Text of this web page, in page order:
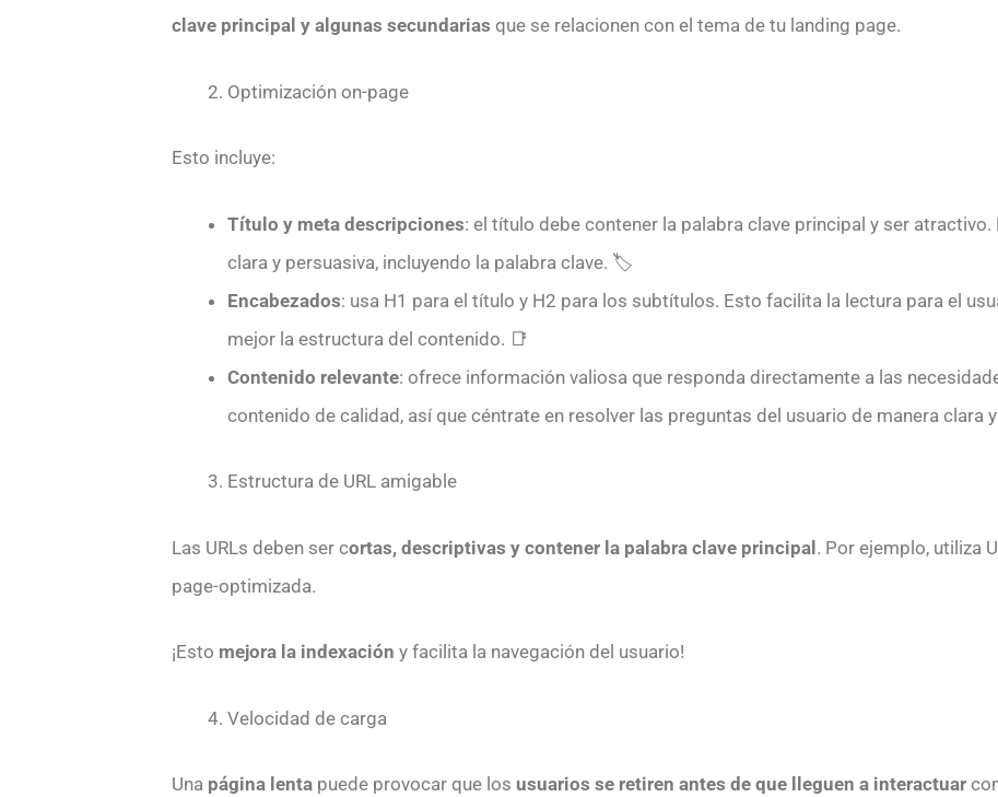
clave principal y algunas secundarias que se relacionen con el tema de tu landing page.
Optimización on-page
Esto incluye:
Título y meta descripciones: el título debe contener la palabra clave principal y ser
clara y persuasiva, incluyendo la palabra clave. 🏷️
Encabezados: usa H1 para el título y H2 para los subtítulos. Esto facilita la lectura para el
mejor la estructura del contenido. 📑
Contenido relevante: ofrece información valiosa que responda directamente a las
contenido de calidad, así que céntrate en resolver las preguntas del usuario de manera clara
Estructura de URL amigable
Las URLs deben ser cortas, descriptivas y contener la palabra clave principal. Por ejemplo, utiliza
page-optimizada.
¡Esto mejora la indexación y facilita la navegación del usuario!
Velocidad de carga
Una página lentapuede provocar que los usuarios se retiren antes de que lleguen a interactuar